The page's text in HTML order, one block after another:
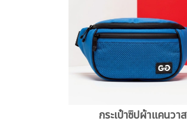
กระเป๋าซิปผ้าแคนวาส